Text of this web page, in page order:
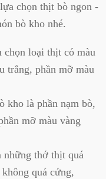
chọn thịt bò ngon -
bò kho nhé.
chọn loại thịt có màu
trắng, phần mỡ màu
kho là phần nạm bò,
mỡ màu vàng
những thớ thịt quá
quá cứng,